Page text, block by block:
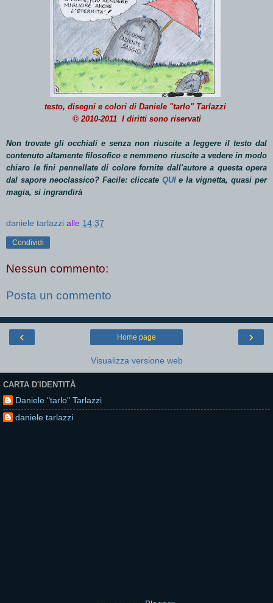
testo, disegni e colori di Daniele "tarlo" Tarlazzi
© 2010-2011 I diritti sono riservati
Non trovate gli occhiali e senza non riuscite a leggere il testo dal
contenuto altamente filosofico e nemmeno riuscite a vedere in modo
chiaro le fini pennellate di colore fornite dall'autore a questa opera
dal sapore neoclassico? Facile: cliccate QUIe la vignetta, quasi per
magia, si ingrandirà
daniele tarlazzi alle 14:37
Condividi
Nessun commento:
Posta un commento
‹ ›
Home page
Visualizza versione web
CARTA D'IDENTITÀ
Daniele "tarlo" Tarlazzi
daniele tarlazzi